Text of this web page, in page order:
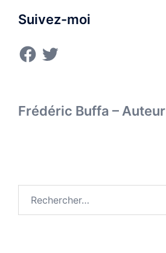
Suivez-moi
Facebook
Twitter
Frédéric Buffa – Auteur